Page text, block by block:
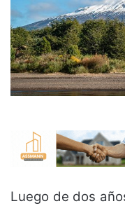
Luego de dos